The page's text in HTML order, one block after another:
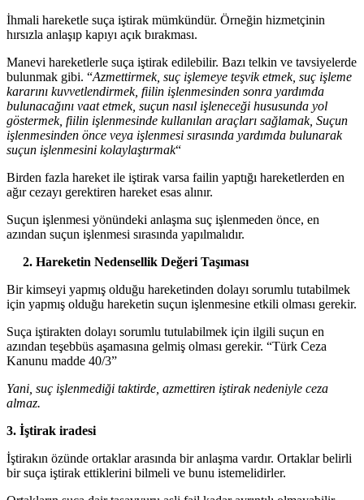
İhmali hareketle suça iştirak mümkündür. Örneğin hizmetçinin
hırsızla anlaşıp kapıyı açık bırakması.
Manevi hareketlerle suça iştirak edilebilir. Bazı telkin ve tavsiyelerde
bulunmak gibi. “Azmettirmek, suç işlemeye teşvik etmek, suç işleme
kararını kuvvetlendirmek, fiilin işlenmesinden sonra yardımda
bulunacağını vaat etmek, suçun nasıl işleneceği hususunda yol
göstermek, fiilin işlenmesinde kullanılan araçları sağlamak, Suçun
işlenmesinden önce veya işlenmesi sırasında yardımda bulunarak
suçun işlenmesini kolaylaştırmak“
Birden fazla hareket ile iştirak varsa failin yaptığı hareketlerden en
ağır cezayı gerektiren hareket esas alınır.
Suçun işlenmesi yönündeki anlaşma suç işlenmeden önce, en
azından suçun işlenmesi sırasında yapılmalıdır.
2. Hareketin Nedensellik Değeri Taşıması
Bir kimseyi yapmış olduğu hareketinden dolayı sorumlu tutabilmek
için yapmış olduğu hareketin suçun işlenmesine etkili olması gerekir.
Suça iştirakten dolayı sorumlu tutulabilmek için ilgili suçun en
azından teşebbüs aşamasına gelmiş olması gerekir. “Türk Ceza
Kanunu madde 40/3”
Yani, suç işlenmediği taktirde, azmettiren iştirak nedeniyle ceza
almaz.
3. İştirak iradesi
İştirakın özünde ortaklar arasında bir anlaşma vardır. Ortaklar belirli
bir suça iştirak ettiklerini bilmeli ve bunu istemelidirler.